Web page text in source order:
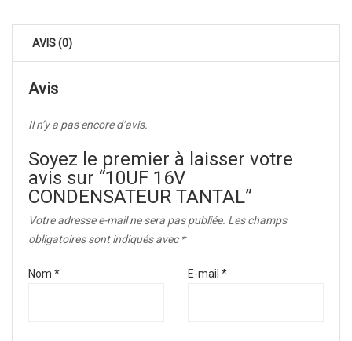
AVIS (0)
Avis
Il n’y a pas encore d’avis.
Soyez le premier à laisser votre
avis sur “10UF 16V
CONDENSATEUR TANTAL”
Votre adresse e-mail ne sera pas publiée. Les champs
obligatoires sont indiqués avec *
Nom * E-mail *